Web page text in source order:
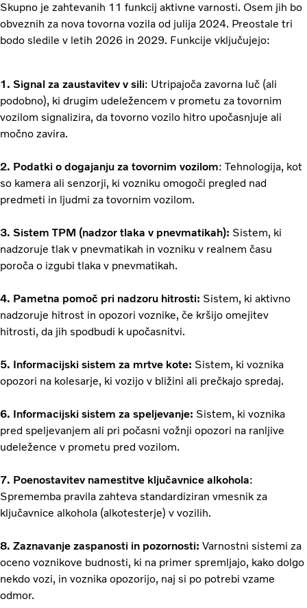
Skupno je zahtevanih 11 funkcij aktivne varnosti. Osem jih bo
obveznih za nova tovorna vozila od julija 2024. Preostale tri
bodo sledile v letih 2026 in 2029. Funkcije vključujejo:
1. Signal za zaustavitev v sili: Utripajoča zavorna luč (ali
podobno), ki drugim udeležencem v prometu za tovornim
vozilom signalizira, da tovorno vozilo hitro upočasnjuje ali
močno zavira.
2. Podatki o dogajanju za tovornim vozilom: Tehnologija, kot
so kamera ali senzorji, ki vozniku omogoči pregled nad
predmeti in ljudmi za tovornim vozilom.
3. Sistem TPM (nadzor tlaka v pnevmatikah): Sistem, ki
nadzoruje tlak v pnevmatikah in vozniku v realnem času
poroča o izgubi tlaka v pnevmatikah.
4. Pametna pomoč pri nadzoru hitrosti: Sistem, ki aktivno
nadzoruje hitrost in opozori voznike, če kršijo omejitev
hitrosti, da jih spodbudi k upočasnitvi.
5. Informacijski sistem za mrtve kote: Sistem, ki voznika
opozori na kolesarje, ki vozijo v bližini ali prečkajo spredaj.
6. Informacijski sistem za speljevanje: Sistem, ki voznika
pred speljevanjem ali pri počasni vožnji opozori na ranljive
udeležence v prometu pred vozilom.
7. Poenostavitev namestitve ključavnice alkohola:
Sprememba pravila zahteva standardiziran vmesnik za
ključavnice alkohola (alkotesterje) v vozilih.
8. Zaznavanje zaspanosti in pozornosti: Varnostni sistemi za
oceno voznikove budnosti, ki na primer spremljajo, kako dolgo
nekdo vozi, in voznika opozorijo, naj si po potrebi vzame
odmor.